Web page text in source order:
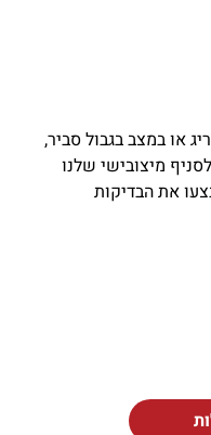
או במצב בגבול סביר,
מיצובישי שלנו
את הבדיקות